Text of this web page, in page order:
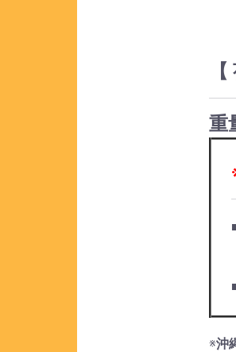
重
※沖